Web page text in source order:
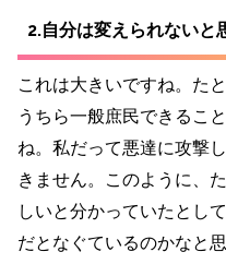
2.自分は変えられないと
これは大きいですね。た
うちら一般庶民できるこ
ね。私だって悪達に攻撃
きません。このように、
しいと分かっていたとし
だとなぐているのかなと